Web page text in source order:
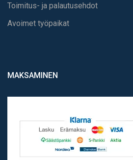
Toimitus- ja palautusehdot
Avoimet työpaikat
MAKSAMINEN